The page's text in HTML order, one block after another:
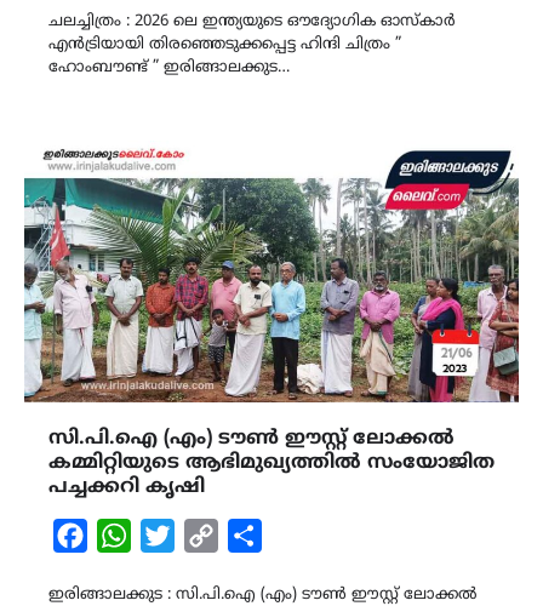
ചലച്ചിത്രം : 2026 ലെ ഇന്ത്യയുടെ ഔദ്യോഗിക ഓസ്കാർ
എൻട്രിയായി തിരഞ്ഞെടുക്കപ്പെട്ട ഹിന്ദി ചിത്രം ”
ഹോംബൗണ്ട് ” ഇരിങ്ങാലക്കുട…
സി.പി.ഐ (എം) ടൗൺ ഈസ്റ്റ് ലോക്കൽ
കമ്മിറ്റിയുടെ ആഭിമുഖ്യത്തിൽ സംയോജിത
പച്ചക്കറി കൃഷി
FacebookWhatsAppTwitterCopy
ഇരിങ്ങാലക്കുട : സി.പി.ഐ (എം) ടൗൺ ഈസ്റ്റ് ലോക്കൽ